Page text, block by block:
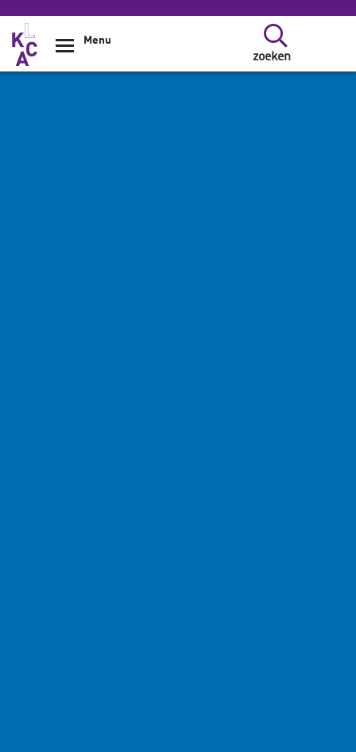
Overslaan en naar de inhoud gaan
zoeken
Menu